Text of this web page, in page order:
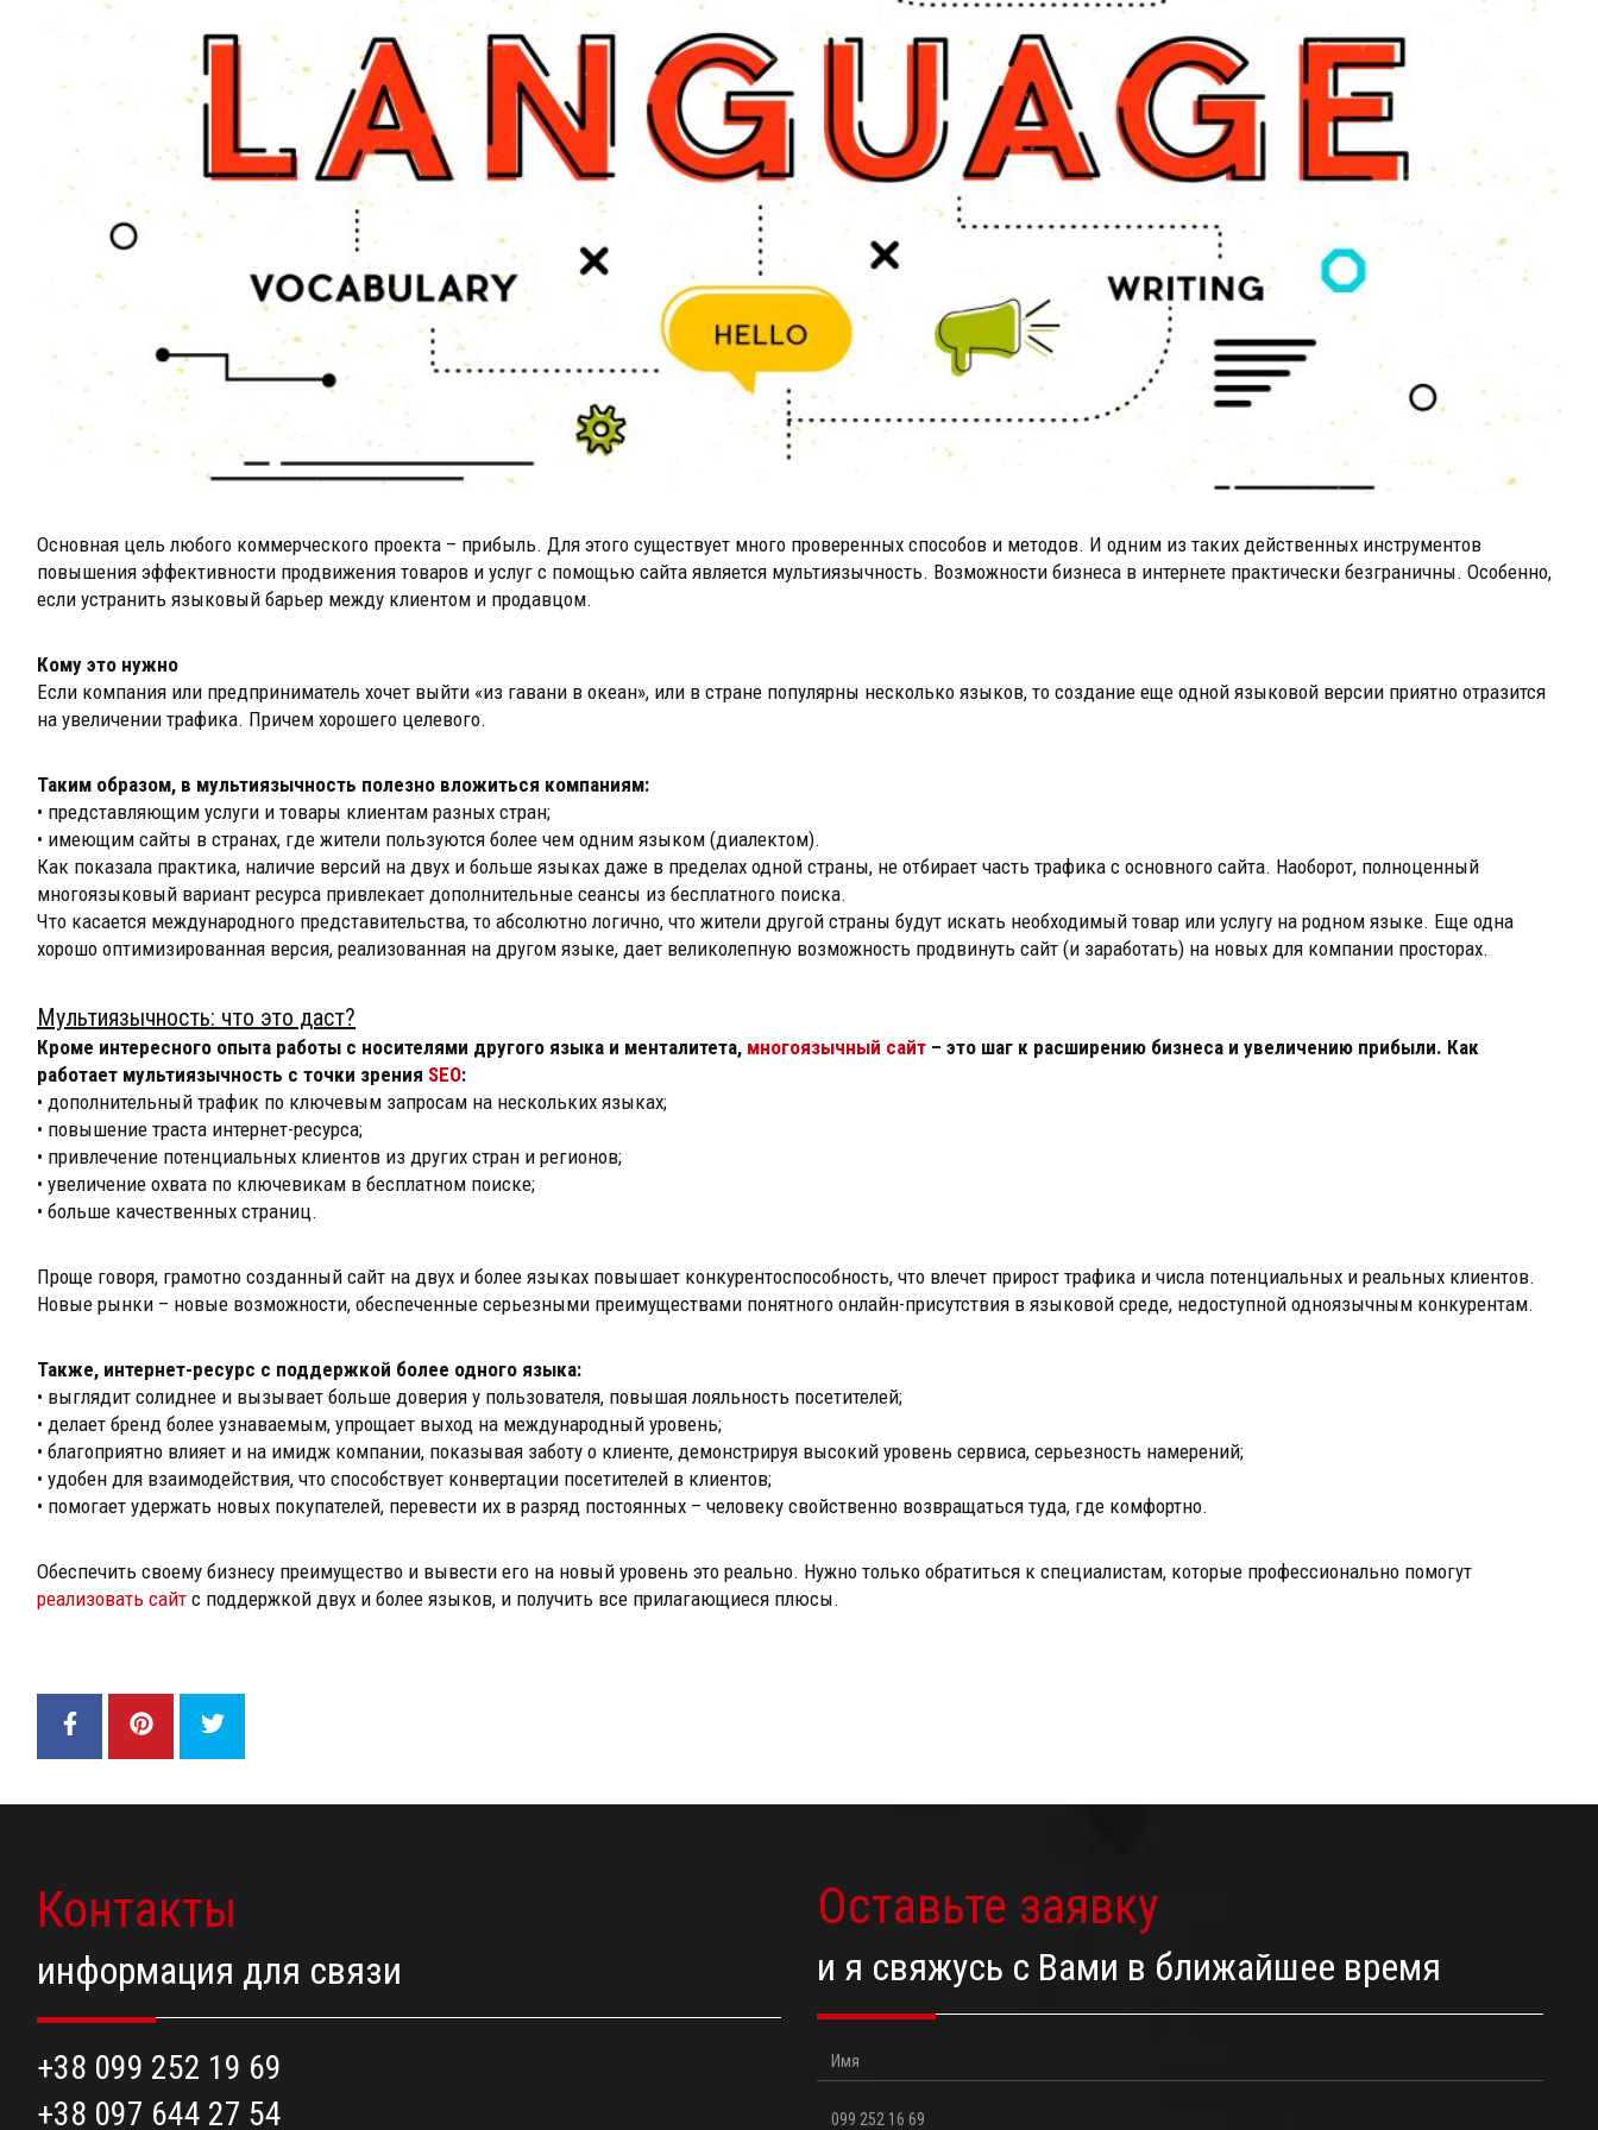
Основная цель любого коммерческого проекта – прибыль. Для этого существует много проверенных способов и методов. И одним из таких действенных инструментов
повышения эффективности продвижения товаров и услуг с помощью сайта является мультиязычность. Возможности бизнеса в интернете практически безграничны. Особенно,
если устранить языковый барьер между клиентом и продавцом.
Кому это нужно
Если компания или предприниматель хочет выйти «из гавани в океан», или в стране популярны несколько языков, то создание еще одной языковой версии приятно отразится
на увеличении трафика. Причем хорошего целевого.
Таким образом, в мультиязычность полезно вложиться компаниям:
• представляющим услуги и товары клиентам разных стран;
• имеющим сайты в странах, где жители пользуются более чем одним языком (диалектом).
Как показала практика, наличие версий на двух и больше языках даже в пределах одной страны, не отбирает часть трафика с основного сайта. Наоборот, полноценный
многоязыковый вариант ресурса привлекает дополнительные сеансы из бесплатного поиска.
Что касается международного представительства, то абсолютно логично, что жители другой страны будут искать необходимый товар или услугу на родном языке. Еще одна
хорошо оптимизированная версия, реализованная на другом языке, дает великолепную возможность продвинуть сайт (и заработать) на новых для компании просторах.
Мультиязычность: что это даст?
Кроме интересного опыта работы с носителями другого языка и менталитета, многоязычный сайт – это шаг к расширению бизнеса и увеличению прибыли. Как
работает мультиязычность с точки зрения SEO:
• дополнительный трафик по ключевым запросам на нескольких языках;
• повышение траста интернет-ресурса;
• привлечение потенциальных клиентов из других стран и регионов;
• увеличение охвата по ключевикам в бесплатном поиске;
• больше качественных страниц.
Проще говоря, грамотно созданный сайт на двух и более языках повышает конкурентоспособность, что влечет прирост трафика и числа потенциальных и реальных клиентов.
Новые рынки – новые возможности, обеспеченные серьезными преимуществами понятного онлайн-присутствия в языковой среде, недоступной одноязычным конкурентам.
Также, интернет-ресурс с поддержкой более одного языка:
• выглядит солиднее и вызывает больше доверия у пользователя, повышая лояльность посетителей;
• делает бренд более узнаваемым, упрощает выход на международный уровень;
• благоприятно влияет и на имидж компании, показывая заботу о клиенте, демонстрируя высокий уровень сервиса, серьезность намерений;
• удобен для взаимодействия, что способствует конвертации посетителей в клиентов;
• помогает удержать новых покупателей, перевести их в разряд постоянных – человеку свойственно возвращаться туда, где комфортно.
Обеспечить своему бизнесу преимущество и вывести его на новый уровень это реально. Нужно только обратиться к специалистам, которые профессионально помогут
реализовать сайт с поддержкой двух и более языков, и получить все прилагающиеся плюсы.
Контакты
информация для связи
+38 099 252 19 69
+38 097 644 27 54
Оставьте заявку
и я свяжусь с Вами в ближайшее время
Имя
Телефон